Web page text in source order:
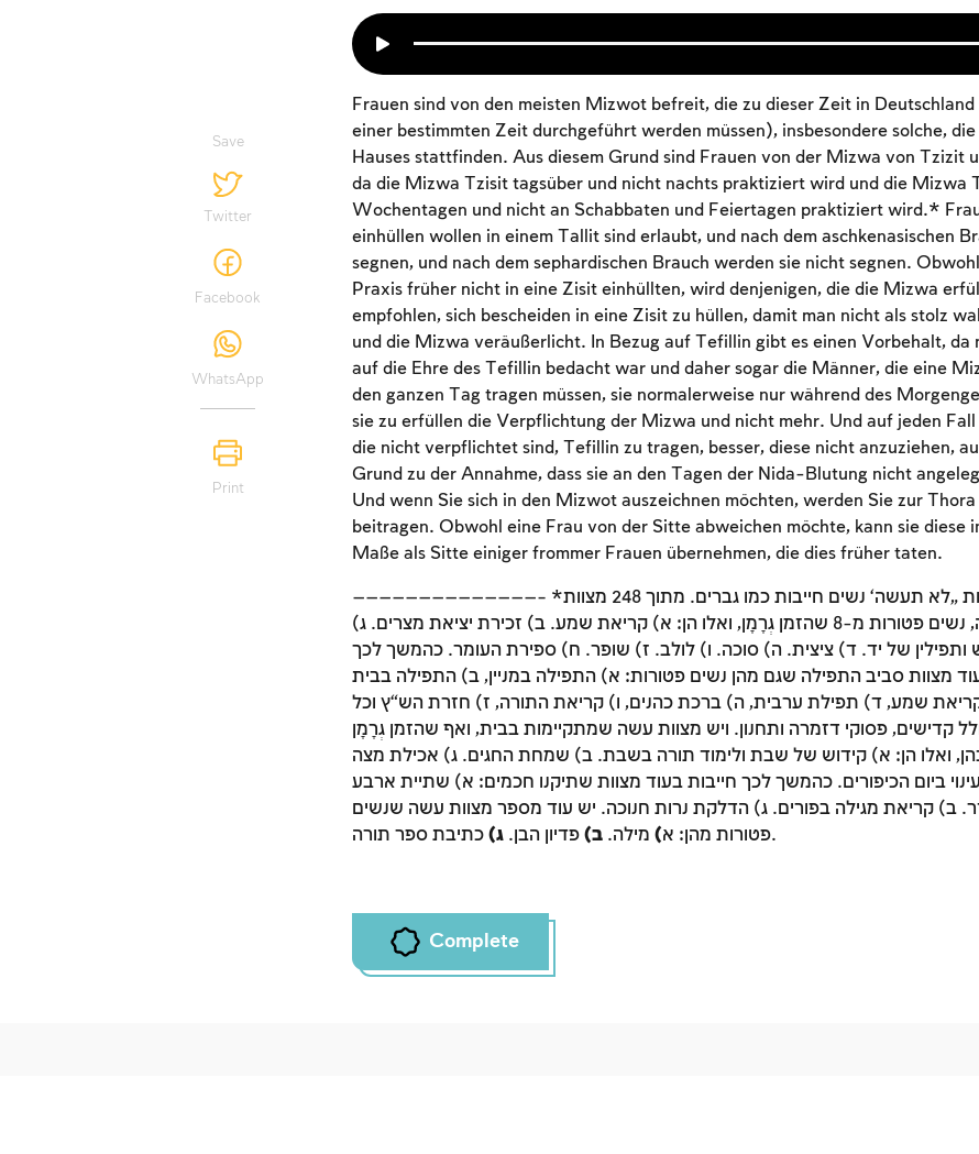
Save
Twitter
Facebook
WhatsApp
Print
Frauen sind von den meisten Mizwot befreit, die zu dieser Zeit in
einer bestimmten Zeit durchgeführt werden müssen), insbesondere solche,
Hauses stattfinden. Aus diesem Grund sind Frauen von der Mizwa von Tzizit
da die Mizwa Tzisit tagsüber und nicht nachts praktiziert wird und die Mizwa
Wochentagen und nicht an Schabbaten und Feiertagen praktiziert wird.*
einhüllen wollen in einem Tallit sind erlaubt, und nach dem aschkenasischen
segnen, und nach dem sephardischen Brauch werden sie nicht segnen.
Praxis früher nicht in eine Zisit einhüllten, wird denjenigen, die die Mizwa
empfohlen, sich bescheiden in eine Zisit zu hüllen, damit man nicht als stolz
und die Mizwa veräußerlicht. In Bezug auf Tefillin gibt es einen Vorbehalt, da
auf die Ehre des Tefillin bedacht war und daher sogar die Männer, die eine
den ganzen Tag tragen müssen, sie normalerweise nur während des
sie zu erfüllen die Verpflichtung der Mizwa und nicht mehr. Und auf jeden
die nicht verpflichtet sind, Tefillin zu tragen, besser, diese nicht anzuziehen,
Grund zu der Annahme, dass sie an den Tagen der Nida-Blutung nicht
Und wenn Sie sich in den Mizwot auszeichnen möchten, werden Sie zur
beitragen. Obwohl eine Frau von der Sitte abweichen möchte, kann sie diese
Maße als Sitte einiger frommer Frauen übernehmen, die dies früher taten.
——————————————– *ככלל, ב-365 מצוות ‚לא תעשה‘ נשים חייבות כמו גברים. מתוך 248 מצוות
‚עשה‘ שבתורה, נשים פטורות מ-8 שהזמן גְּרָמָן, ואלו הן: א) קריאת שמע. ב) זכירת יציאת מצרים. ג)
ותפילין של יד. ד) ציצית. ה) סוכה. ו) לולב. ז) שופר. ח) ספירת העומר. כהמשך לכך
מצוות סביב התפילה שגם מהן נשים פטורות: א) התפילה במניין, ב) התפילה בבית
שמע, ד) תפילת ערבית, ה) ברכת כהנים, ו) קריאת התורה, ז) חזרת הש“ץ וכל
קדישים, פסוקי דזמרה ותחנון. ויש מצוות עשה שמתקיימות בבית, ואף שהזמן גְּרָמָן
ואלו הן: א) קידוש של שבת ולימוד תורה בשבת. ב) שמחת החגים. ג) אכילת מצה
ביום הכיפורים. כהמשך לכך חייבות בעוד מצוות שתיקנו חכמים: א) שתיית ארבע
ב) קריאת מגילה בפורים. ג) הדלקת נרות חנוכה. יש עוד מספר מצוות עשה שנשים
פטורות מהן: א) מילה.ב) פדיון הבן.ג) כתיבת ספר תורה.
Complete
Account required
To mark concepts as learned, you'll need to create
an account or log in.
Sign up Login